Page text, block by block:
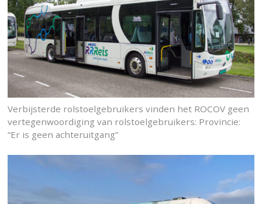
Verbijsterde rolstoelgebruikers vinden het ROCOV geen
vertegenwoordiging van rolstoelgebruikers: Provincie:
“Er is geen achteruitgang”